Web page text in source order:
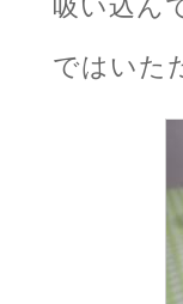
吸い込ん
ではいた